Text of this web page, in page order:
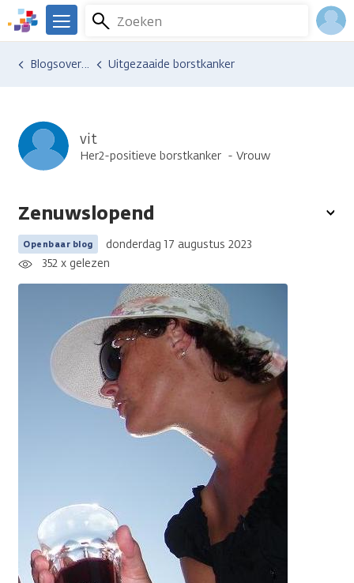
Overslaan
en
naar
We
er
Kanker.nl
Zoeken
Menu
Ervaringen van anderen
Blogsoverzicht Uitgezaaide borstkanker
vit
Her2-positieve borstkanker Vrouw
Zenuwslopend
Openbaar blog
donderdag 17 augustus 2023
352 x gelezen